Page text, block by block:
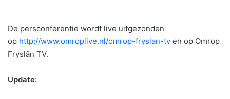
De persconferentie wordt live uitgezonden
op http://www.omroplive.nl/omrop-fryslan-tv en op Omrop
Fryslân TV.
Update: